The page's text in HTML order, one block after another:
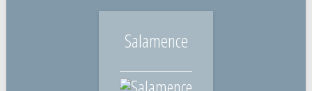
Salamence